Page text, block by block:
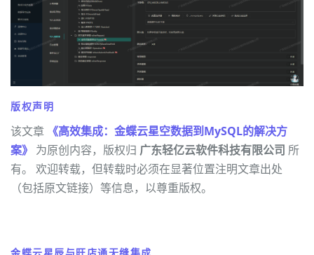
版权声明
该文章 《高效集成：金蝶云星空数据到MySQL的解决方
案》 为原创内容，版权归 广东轻亿云软件科技有限公司 所
有。 欢迎转载，但转载时必须在显著位置注明文章出处
（包括原文链接）等信息，以尊重版权。
金蝶云星辰与旺店通无缝集成